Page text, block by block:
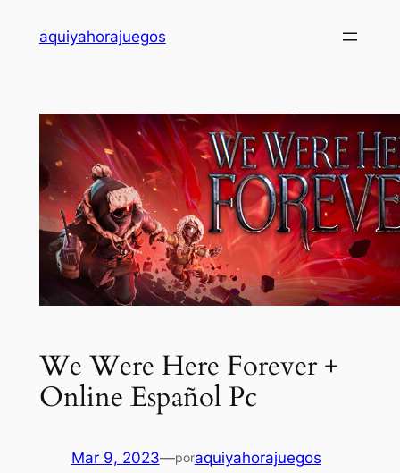
aquiyahorajuegos
We Were Here Forever +
Online Español Pc
Mar 9, 2023—poraquiyahorajuegos